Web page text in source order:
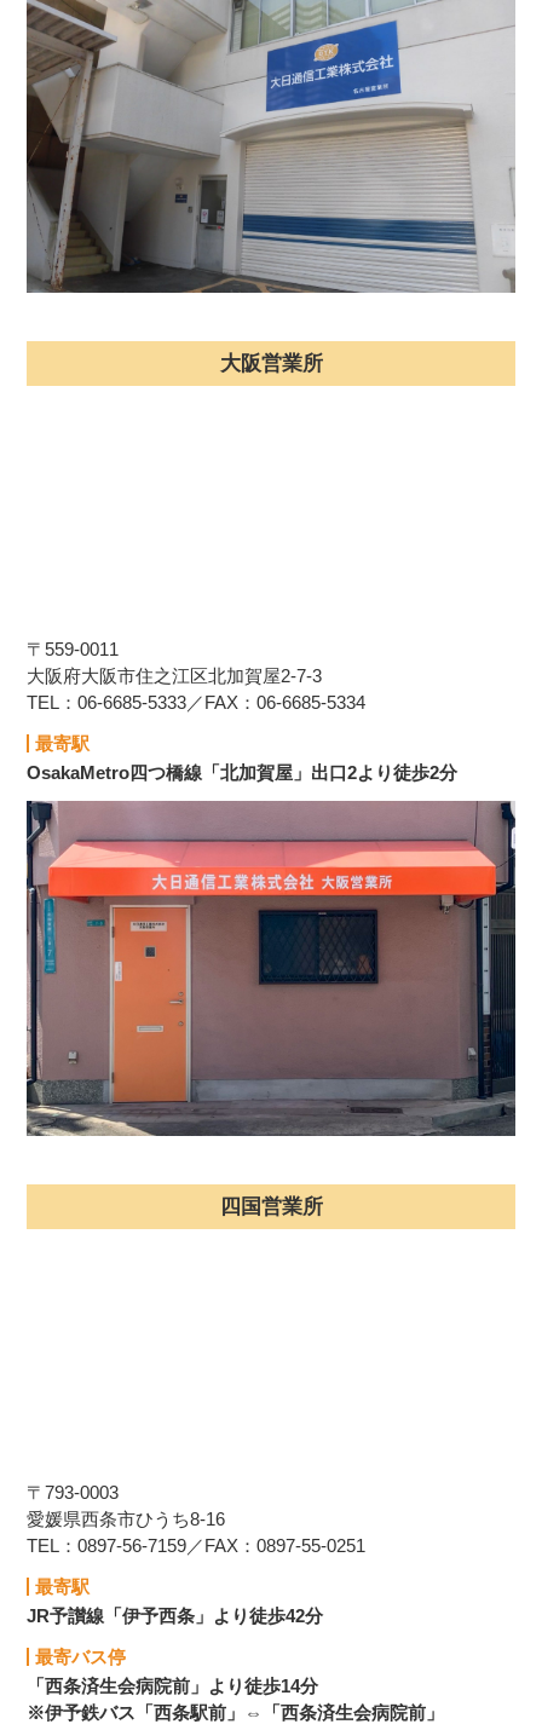
大阪営業所
〒559-0011
大阪府大阪市住之江区北加賀屋2-7-3
TEL：06-6685-5333／FAX：06-6685-5334
最寄駅
OsakaMetro四つ橋線「北加賀屋」出口2より徒歩2分
四国営業所
〒793-0003
愛媛県西条市ひうち8-16
TEL：0897-56-7159／FAX：0897-55-0251
最寄駅
JR予讃線「伊予西条」より徒歩42分
最寄バス停
「西条済生会病院前」より徒歩14分
※伊予鉄バス「西条駅前」⇔「西条済生会病院前」